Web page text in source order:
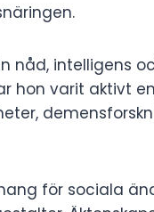
nåd, intelligens
hon varit aktivt
för sociala